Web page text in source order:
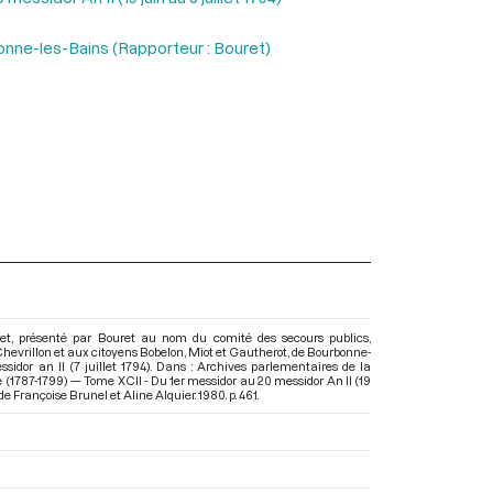
les-Bains (Rapporteur : Bouret)
présenté par Bouret au nom du comité des secours publics,
et aux citoyens Bobelon, Miot et Gautherot, de Bourbonne-
an II (7 juillet 1794). Dans : Archives parlementaires de la
1799) — Tome XCII - Du 1er messidor au 20 messidor An II (19
Françoise Brunel et Aline Alquier. 1980. p. 461.